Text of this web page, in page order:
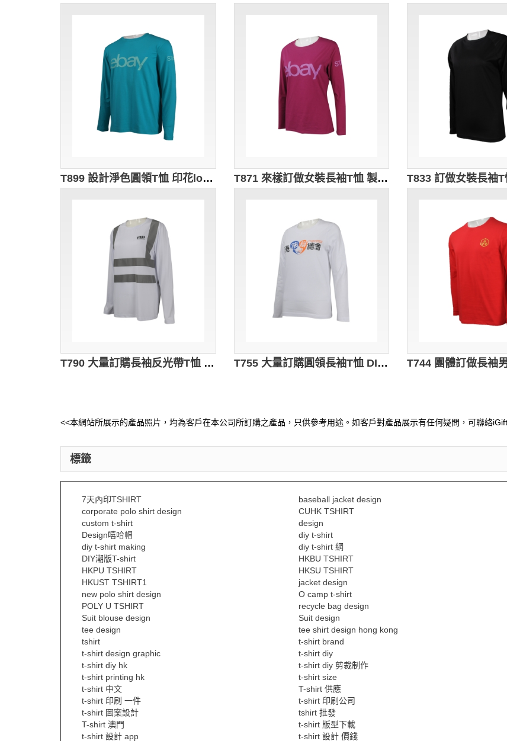
T899 設計淨色圓領T恤 印花logoT恤 澳洲 T恤生產商 藍色 薄長t恤 網購 物流人員 T871 來樣訂做女裝長袖T恤 製作團體制服長袖T恤 印製長袖T恤供應商 粉紅色
T790 大量訂購長袖反光帶T恤 設計反光帶員工制服T恤 模板 支架 地盤公司 建築公司制服T恤製造商 灰色反光條 T755 大量訂購圓領長袖T恤 DIY訂做長袖T恤 自製logo款長袖T恤 香港文化學術學會機構 長袖T恤供應 白色
<<本網站所展示的產品照片，均為客戶在本公司所訂購之產品，只供參考用途。如客戶對產品展示有任何疑問，可聯絡
標籤
7天內印TSHIRT baseball jacket design
corporate polo shirt design
CUHK TSHIRT
custom t-shirt
design
Design嘻哈帽
diy t-shirt
diy t-shirt making
diy t-shirt 網
DIY潮版T-shirt
HKBU TSHIRT
HKPU TSHIRT
HKSU TSHIRT
HKUST TSHIRT1
jacket design
new polo shirt design
O camp t-shirt
POLY U TSHIRT
recycle bag design
Suit blouse design
Suit design
tee design
tee shirt design hong kong
tshirt
t-shirt brand
t-shirt design graphic
t-shirt diy
t-shirt diy hk
t-shirt diy 剪裁制作
t-shirt printing hk
t-shirt size
t-shirt 中文
T-shirt 供應
t-shirt 印刷 一件
t-shirt 印刷公司
t-shirt 圖案設計
tshirt 批發
T-shirt 澳門
t-shirt 版型下載
t-shirt 設計 app
t-shirt 設計 價錢